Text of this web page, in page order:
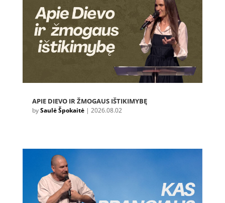
APIE DIEVO IR ŽMOGAUS IŠTIKIMYBĘ
bySaulė Špokaitė| 2026.08.02